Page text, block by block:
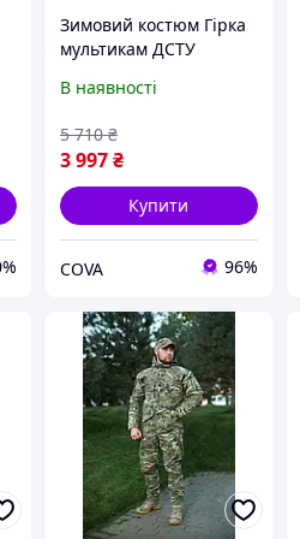
Зимовий костюм Гірка
мультикам ДСТУ
В наявності
3 997 ₴
5 710 ₴
Купити
COVA 96%